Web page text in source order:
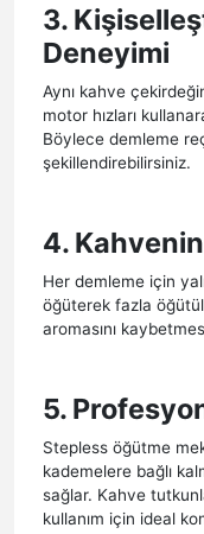
3.
Deneyimi
Aynı kahve
motor hızları
Böylece demleme
şekillendirebilirsiniz.
4.
Her demleme için
öğüterek fazla
aromasını
5.
Stepless öğütme
kademelere bağlı
sağlar. Kahve
kullanım için ideal